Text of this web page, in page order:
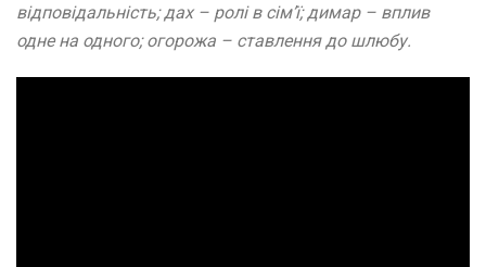
відповідальність; дах – ролі в сім’ї; димар – вплив
одне на одного; огорожа – ставлення до шлюбу.